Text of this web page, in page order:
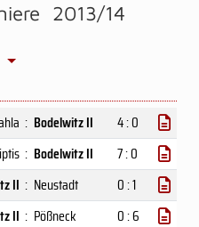
2013/14
: Bodelwitz II
4 : 0
: Bodelwitz II
7 : 0
II : Neustadt
0 : 1
II : Pößneck
0 : 6